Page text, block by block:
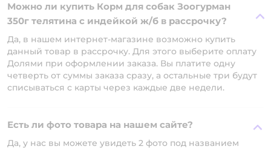
Можно ли купить Корм для собак Зоогурман
350г телятина с индейкой ж/б в рассрочку?
Да, в нашем интернет-магазине возможно купить
данный товар в рассрочку. Для этого выберите оплату
Долями при оформлении заказа. Вы платите одну
четверть от суммы заказа сразу, а остальные три будут
списываться с карты через каждые две недели.
Есть ли фото товара на нашем сайте?
Да, у нас вы можете увидеть 2 фото под названием